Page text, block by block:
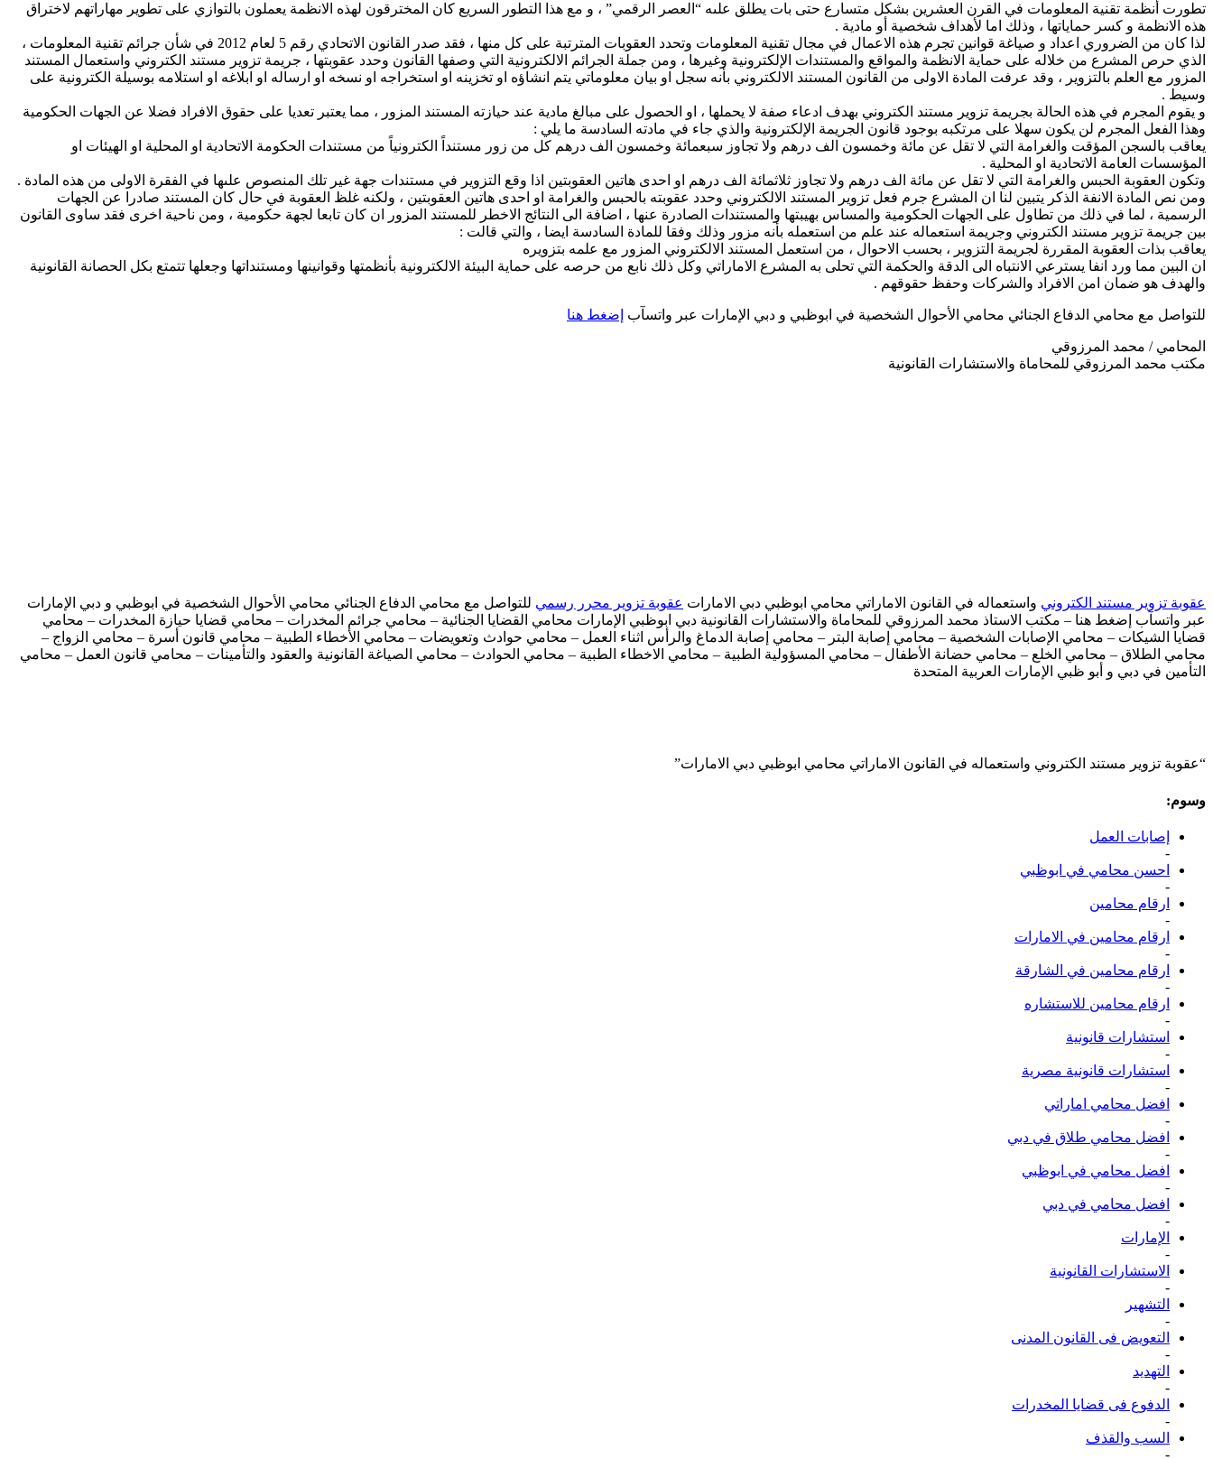
تطورت أنظمة تقنية المعلومات في القرن العشرين بشكل متسارع حتى بات يطلق علىه “العصر الرقمي” ، و مع هذا التطور السريع كان المخترقون لهذه الانظمة يعملون بالتوازي على تطوير مهاراتهم لاختراق
هذه الانظمة و كسر حماياتها ، وذلك اما لأهداف شخصية أو مادية .
لذا كان من الضروري اعداد و صياغة قوانين تجرم هذه الاعمال في مجال تقنية المعلومات وتحدد العقوبات المترتبة على كل منها ، فقد صدر القانون الاتحادي رقم 5 لعام 2012 في شأن جرائم تقنية المعلومات ،
الذي حرص المشرع من خلاله على حماية الانظمة والمواقع والمستندات الإلكترونية وغيرها ، ومن جملة الجرائم الالكترونية التي وصفها القانون وحدد عقوبتها ، جريمة تزوير مستند الكتروني واستعمال المستند
المزور مع العلم بالتزوير ، وقد عرفت المادة الاولى من القانون المستند الالكتروني بأنه سجل او بيان معلوماتي يتم انشاؤه او تخزينه او استخراجه او نسخه او ارساله او ابلاغه او استلامه بوسيلة الكترونية على
وسيط .
و يقوم المجرم في هذه الحالة بجريمة تزوير مستند الكتروني بهدف ادعاء صفة لا يحملها ، او الحصول على مبالغ مادية عند حيازته المستند المزور ، مما يعتبر تعديا على حقوق الافراد فضلا عن الجهات الحكومية
وهذا الفعل المجرم لن يكون سهلا على مرتكبه بوجود قانون الجريمة الإلكترونية والذي جاء في مادته السادسة ما يلي :
يعاقب بالسجن المؤقت والغرامة التي لا تقل عن مائة وخمسون الف درهم ولا تجاوز سبعمائة وخمسون الف درهم كل من زور مستنداً الكترونياً من مستندات الحكومة الاتحادية او المحلية او الهيئات او
المؤسسات العامة الاتحادية او المحلية .
وتكون العقوبة الحبس والغرامة التي لا تقل عن مائة الف درهم ولا تجاوز ثلاثمائة الف درهم او احدى هاتين العقوبتين اذا وقع التزوير في مستندات جهة غير تلك المنصوص علىها في الفقرة الاولى من هذه المادة .
ومن نص المادة الانفة الذكر يتبين لنا ان المشرع جرم فعل تزوير المستند الالكتروني وحدد عقوبته بالحبس والغرامة او احدى هاتين العقوبتين ، ولكنه غلظ العقوبة في حال كان المستند صادرا عن الجهات
الرسمية ، لما في ذلك من تطاول على الجهات الحكومية والمساس بهيبتها والمستندات الصادرة عنها ، اضافة الى النتائج الاخطر للمستند المزور ان كان تابعا لجهة حكومية ، ومن ناحية اخرى فقد ساوى القانون
بين جريمة تزوير مستند الكتروني وجريمة استعماله عند علم من استعمله بأنه مزور وذلك وفقا للمادة السادسة ايضا ، والتي قالت :
يعاقب بذات العقوبة المقررة لجريمة التزوير ، بحسب الاحوال ، من استعمل المستند الالكتروني المزور مع علمه بتزويره
ان البين مما ورد انفا يسترعي الانتباه الى الدقة والحكمة التي تحلى به المشرع الاماراتي وكل ذلك نابع من حرصه على حماية البيئة الالكترونية بأنظمتها وقوانينها ومستنداتها وجعلها تتمتع بكل الحصانة القانونية
والهدف هو ضمان امن الافراد والشركات وحفظ حقوقهم .
للتواصل مع محامي الدفاع الجنائي محامي الأحوال الشخصية في ابوظبي و دبي الإمارات عبر واتسآب إضغط هنا
المحامي / محمد المرزوقي
مكتب محمد المرزوقي للمحاماة والاستشارات القانونية
عقوبة تزوير مستند الكتروني واستعماله في القانون الاماراتي محامي ابوظبي دبي الامارات عقوبة تزوير محرر رسمي للتواصل مع محامي الدفاع الجنائي محامي الأحوال الشخصية في ابوظبي و دبي الإمارات
عبر واتسآب إضغط هنا – مكتب الاستاذ محمد المرزوقي للمحاماة والاستشارات القانونية دبي ابوظبي الإمارات محامي القضايا الجنائية – محامي جرائم المخدرات – محامي قضايا حيازة المخدرات – محامي
قضايا الشيكات – محامي الإصابات الشخصية – محامي إصابة البتر – محامي إصابة الدماغ والرأس اثناء العمل – محامي حوادث وتعويضات – محامي الأخطاء الطبية – محامي قانون أسرة – محامي الزواج –
محامي الطلاق – محامي الخلع – محامي حضانة الأطفال – محامي المسؤولية الطبية – محامي الاخطاء الطبية – محامي الحوادث – محامي الصياغة القانونية والعقود والتأمينات – محامي قانون العمل – محامي
التأمين في دبي و أبو ظبي الإمارات العربية المتحدة
“عقوبة تزوير مستند الكتروني واستعماله في القانون الاماراتي محامي ابوظبي دبي الامارات”
وسوم:
إصابات العمل
-
احسن محامي في ابوظبي
-
ارقام محامين
-
ارقام محامين في الامارات
-
ارقام محامين في الشارقة
-
ارقام محامين للاستشاره
-
استشارات قانونية
-
استشارات قانونية مصرية
-
افضل محامي اماراتي
-
افضل محامي طلاق في دبي
-
افضل محامي في ابوظبي
-
افضل محامي في دبي
-
الإمارات
-
الاستشارات القانونية
-
التشهير
-
التعويض فى القانون المدنى
-
التهديد
-
الدفوع فى قضايا المخدرات
-
السب والقذف
-